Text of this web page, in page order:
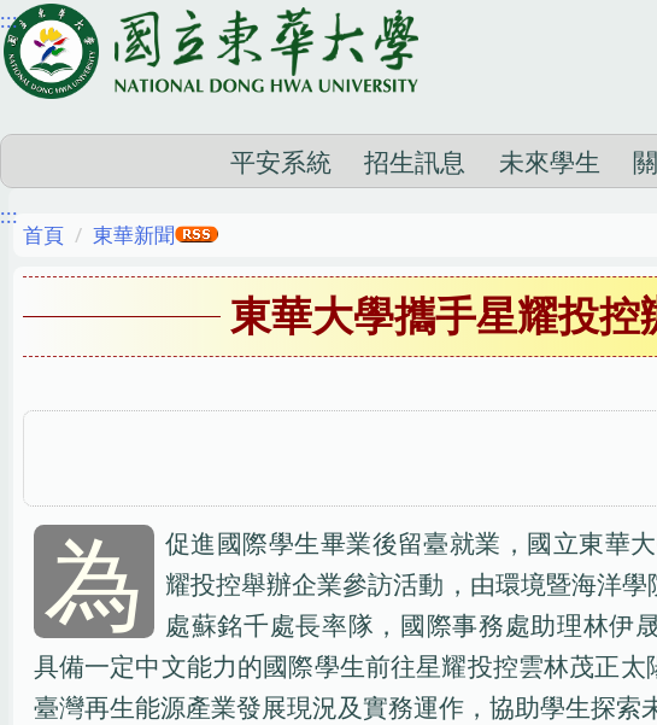
跳
到
主
容
區
:::
平安系統 招生訊息 未來學生
:::
首頁 東華新聞
東華大學攜手星耀投
為
促進國際學生畢業後留臺就業，國立東華
耀投控舉辦企業參訪活動，由環境暨海洋
處蘇銘千處長率隊，國際事務處助理林伊
具備一定中文能力的國際學生前往星耀投控雲林茂正
臺灣再生能源產業發展現況及實務運作，協助學生探索